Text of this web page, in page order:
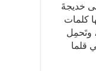
خديجةَ
كلمات
وتَحمِل
قلما